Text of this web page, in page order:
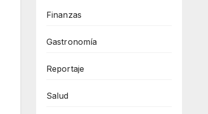
Finanzas
Gastronomía
Reportaje
Salud